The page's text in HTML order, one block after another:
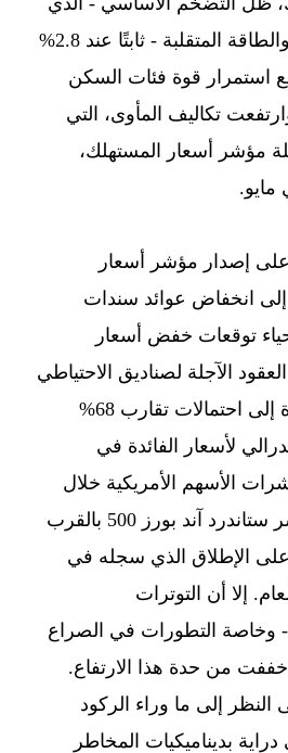
يستثني أسعار الغذاء والطاقة المتقلبة - ثابتًا عند 2.8%
قوة فئات السكن
تكاليف المأوى، التي
مؤشر أسعار المستهلك،
على إصدار مؤشر أسعار
انخفاض عوائد سندات
توقعات خفض أسعار
الآجلة لصناديق الاحتياطي
الفيدرالي لفترة وجيزة إلى احتمالات تقارب 68%
لأسعار الفائدة في
الأسهم الأمريكية خلال
اليوم، حيث حوم مؤشر ستاندرد آند بورز 500 بالقرب
الإطلاق الذي سجله في
إلا أن التوترات
- وخاصة التطورات في الصراع
خففت من حدة هذا الارتفاع.
إلى ما وراء الركود
بديناميكيات المخاطر